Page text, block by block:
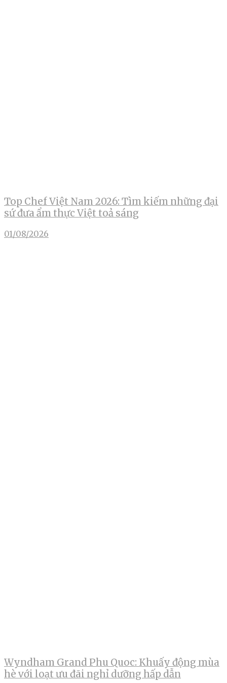
Top Chef Việt Nam 2026: Tìm kiếm những đại
sứ đưa ẩm thực Việt toả sáng
01/08/2026
Wyndham Grand Phu Quoc: Khuấy động mùa
hè với loạt ưu đãi nghỉ dưỡng hấp dẫn